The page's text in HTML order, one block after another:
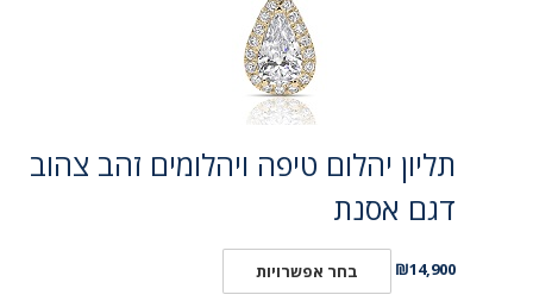
תליון יהלום טיפה ויהלומים זהב צהוב
דגם אסנת
₪14,900 בחר אפשרויות